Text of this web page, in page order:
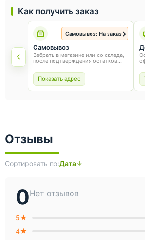
Как получить заказ
Самовывоз: На заказ
Самовывоз
Забрать в магазине или со склада,
после подтверждения остатков
Показать адрес
Отзывы
Сортировать по:Дата
0Нет отзывов
5★
4★